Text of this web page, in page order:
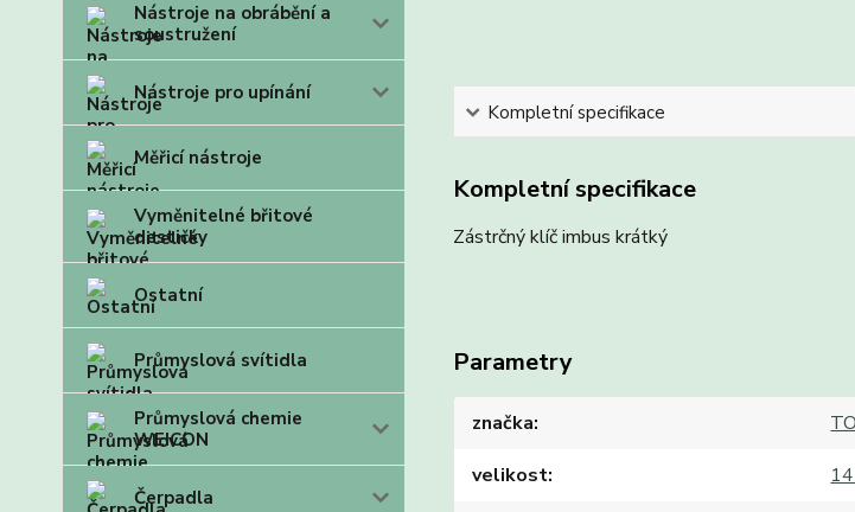
Nástroje na obrábění a
soustružení
Nástroje pro upínání
Měřicí nástroje
Vyměnitelné břitové
destičky
Ostatní
Průmyslová svítidla
Průmyslová chemie
WEICON
Čerpadla
Kompletní specifikace
Kompletní specifikace
Zástrčný klíč imbus krátký
Parametry
značka
velikost